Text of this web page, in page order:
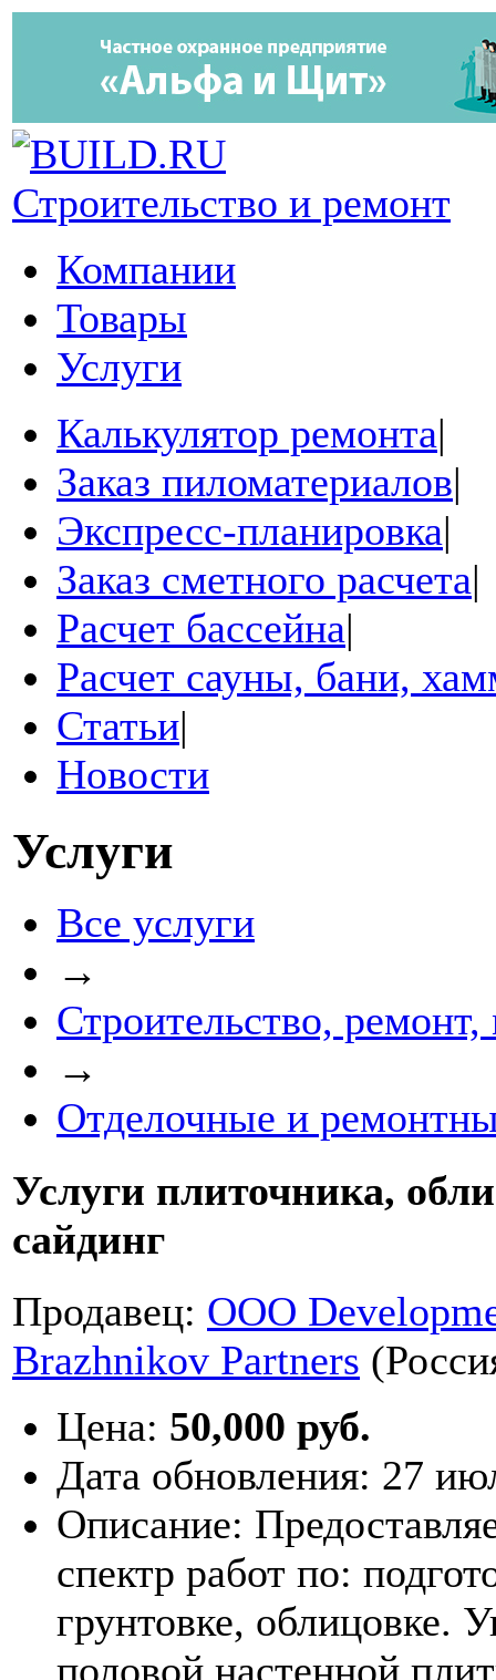
Строительство и ремонт
Компании
Товары
Услуги
Калькулятор ремонта|
Заказ пиломатериалов|
Экспресс-планировка|
Заказ сметного расчета|
Расчет бассейна|
Расчет сауны, бани,
Статьи|
Новости
Услуги
Все услуги
→
Строительство,
→
Отделочные и
Услуги плиточника,
сайдинг
Продавец: ООО
Brazhnikov Partners
Цена: 50,000 руб.
Дата обновления: 27
Описание:
спектр работ по:
грунтовке, облицовке.
половой настенной